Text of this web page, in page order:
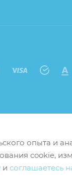
опыта и
cookie,
и соглашаетесь